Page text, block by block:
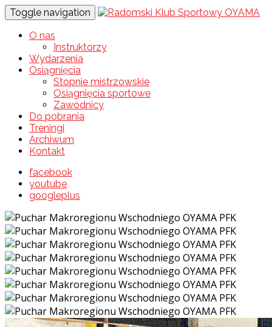
Toggle navigation
O nas
Instruktorzy
Wydarzenia
Osiągnięcia
Stopnie mistrzowskie
Osiągnięcia sportowe
Zawodnicy
Do pobrania
Treningi
Archiwum
Kontakt
facebook
youtube
googleplus